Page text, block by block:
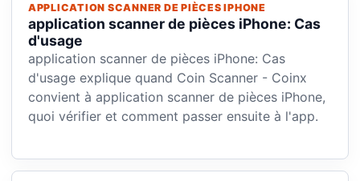
APPLICATION SCANNER DE PIÈCES IPHONE
application scanner de pièces iPhone: Cas
d'usage
application scanner de pièces iPhone: Cas
d'usage explique quand Coin Scanner - Coinx
convient à application scanner de pièces iPhone,
quoi vérifier et comment passer ensuite à l'app.